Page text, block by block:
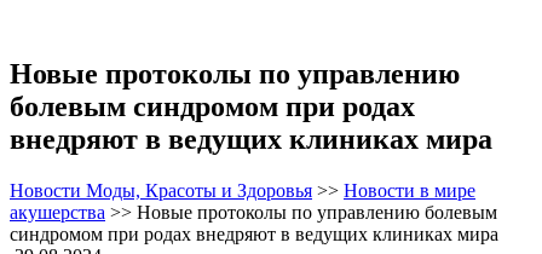
Новые протоколы по управлению
болевым синдромом при родах
внедряют в ведущих клиниках мира
Новости Моды, Красоты и Здоровья >> Новости в мире
акушерства >> Новые протоколы по управлению болевым
синдромом при родах внедряют в ведущих клиниках мира